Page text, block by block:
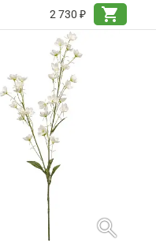
2 730 ₽
shopping_cart
search